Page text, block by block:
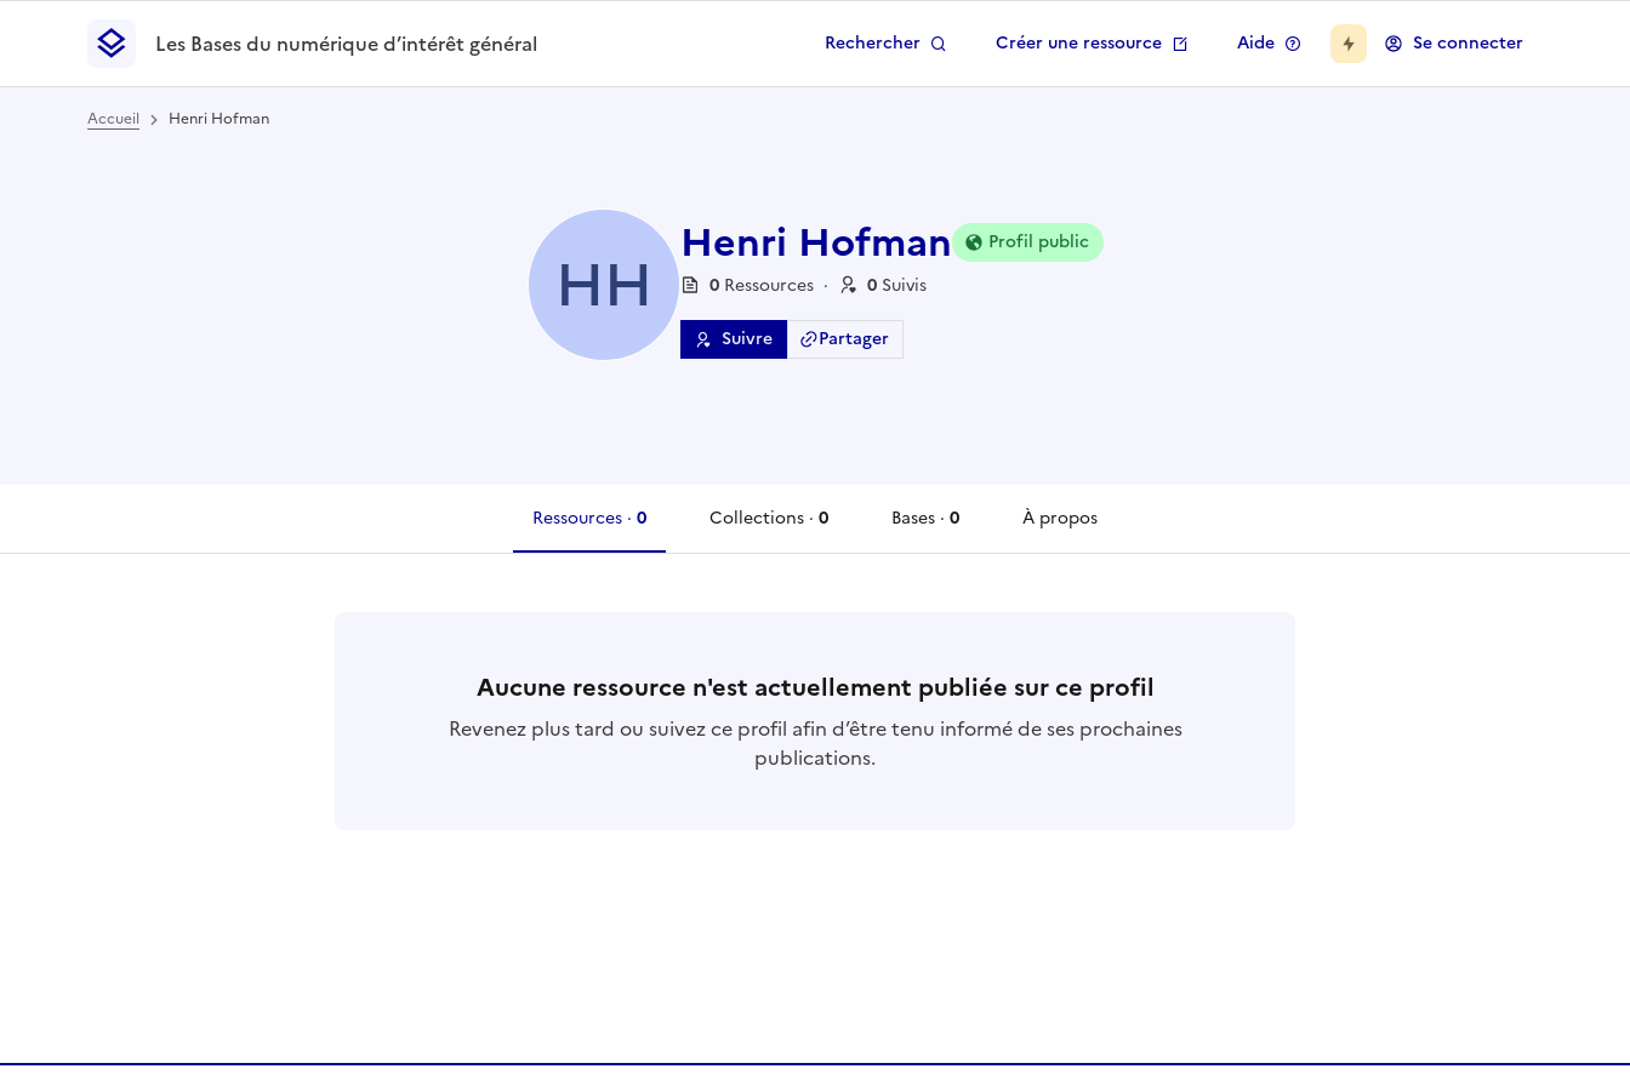
Les Bases du numérique d’intérêt général- Retour à la page d'accueil
Les Bases du numérique d’intérêt général
Rechercher Créer une ressource Aide Se connecter
Accueil Henri Hofman
HH Henri Hofman
Profil public
0 Ressources · 0 Suivis
Suivre Partager
Ressources · 0
ressources
Collections · 0
Bases · 0
À propos
Aucune ressource n'est actuellement publiée sur ce profil
Revenez plus tard ou suivez ce profil afin d’être tenu informé de ses prochaines
publications.